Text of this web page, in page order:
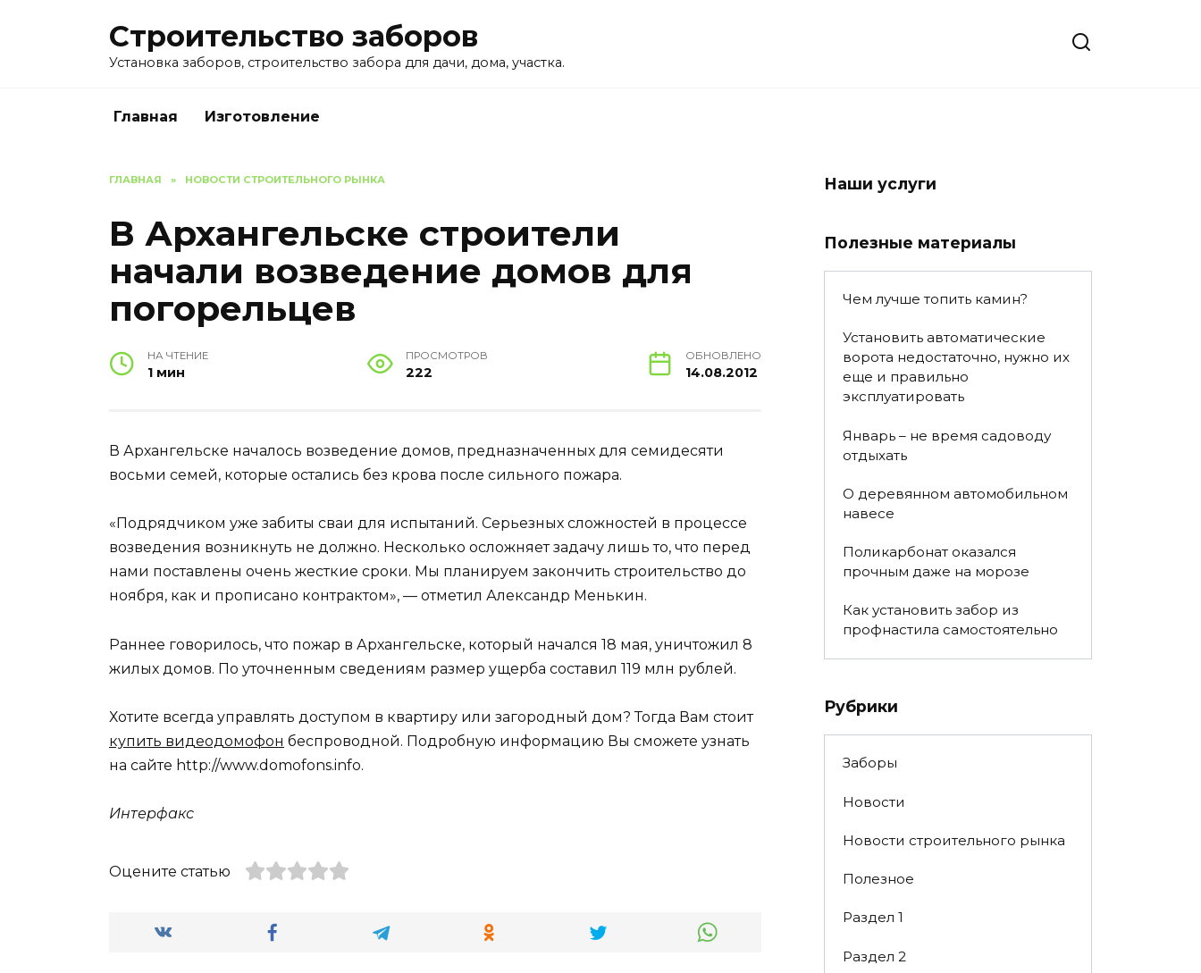
Строительство заборов
Установка заборов, строительство забора для дачи, дома, участка.
Главная Изготовление
ГЛАВНАЯ » НОВОСТИ СТРОИТЕЛЬНОГО РЫНКА
В Архангельске строители
начали возведение домов для
погорельцев
НА ЧТЕНИЕ
1 мин
ПРОСМОТРОВ
222
ОБНОВЛЕНО
14.08.2012
В Архангельске началось возведение домов, предназначенных для семидесяти
восьми семей, которые остались без крова после сильного пожара.
«Подрядчиком уже забиты сваи для испытаний. Серьезных сложностей в процессе
возведения возникнуть не должно. Несколько осложняет задачу лишь то, что перед
нами поставлены очень жесткие сроки. Мы планируем закончить строительство до
ноября, как и прописано контрактом», — отметил Александр Менькин.
Раннее говорилось, что пожар в Архангельске, который начался 18 мая, уничтожил 8
жилых домов. По уточненным сведениям размер ущерба составил 119 млн рублей.
Хотите всегда управлять доступом в квартиру или загородный дом? Тогда Вам стоит
купить видеодомофон беспроводной. Подробную информацию Вы сможете узнать
на сайте http://www.domofons.info.
Интерфакс
Оцените статью
Наши услуги
Полезные материалы
Чем лучше топить камин?
Установить автоматические
ворота недостаточно, нужно их
еще и правильно
эксплуатировать
Январь – не время садоводу
отдыхать
О деревянном автомобильном
навесе
Поликарбонат оказался
прочным даже на морозе
Как установить забор из
профнастила самостоятельно
Рубрики
Заборы
Новости
Новости строительного рынка
Полезное
Раздел 1
Раздел 2